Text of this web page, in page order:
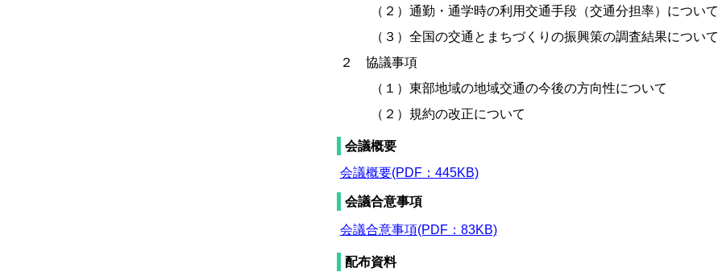
（２）通勤・通学時の利用交通手段（交通分担率）について
（３）全国の交通とまちづくりの振興策の調査結果について
２ 協議事項
（１）東部地域の地域交通の今後の方向性について
（２）規約の改正について
会議概要
会議概要(PDF：445KB)
会議合意事項
会議合意事項(PDF：83KB)
配布資料